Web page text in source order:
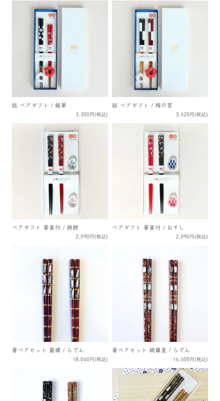
結 ペアギフト / 鏡華
3,300円(税込)
結 ペアギフト / 梅の宮
3,520円(税込)
ペアギフト 箸置付 / 錦鯉
2,090円(税込)
ペアギフト 箸置付 / おすし
2,090円(税込)
箸ペアセット 麗螺 / らでん
18,040円(税込)
箸ペアセット 綺羅星 / らでん
16,500円(税込)